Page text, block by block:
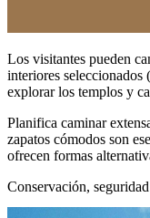
Los visitantes pueden
interiores seleccionados
explorar los templos y
Planifica caminar
zapatos cómodos son
ofrecen formas
Conservación,